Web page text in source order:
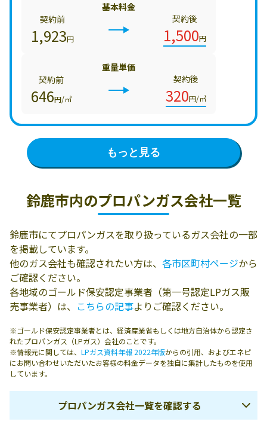
基本料金
契約前
1,923円
契約後
1,500円
重量単価
契約前
646円/㎥
契約後
320円/㎥
もっと見る
鈴鹿市内のプロパンガス会社一覧
鈴鹿市にてプロパンガスを取り扱っているガス会社の一部
を掲載しています。
他のガス会社も確認されたい方は、 各市区町村ページから
ご確認ください。
各地域のゴールド保安認定事業者（第一号認定LPガス販
売事業者）は、 こちらの記事よりご確認ください。
※ゴールド保安認定事業者とは、経済産業省もしくは地方自治体から認定さ
れたプロパンガス（LPガス）会社のことです。
※情報元に関しては、 LPガス資料年報 2022年版からの引用、およびエネピ
にお問い合わせいただいたお客様の料金データを独自に集計したものを使用
しています。
プロパンガス会社一覧を確認する